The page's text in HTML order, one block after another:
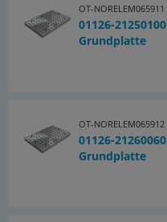
OT-NORELEM065911
01126-21250100
Grundplatte
OT-NORELEM065912
01126-21260060
Grundplatte